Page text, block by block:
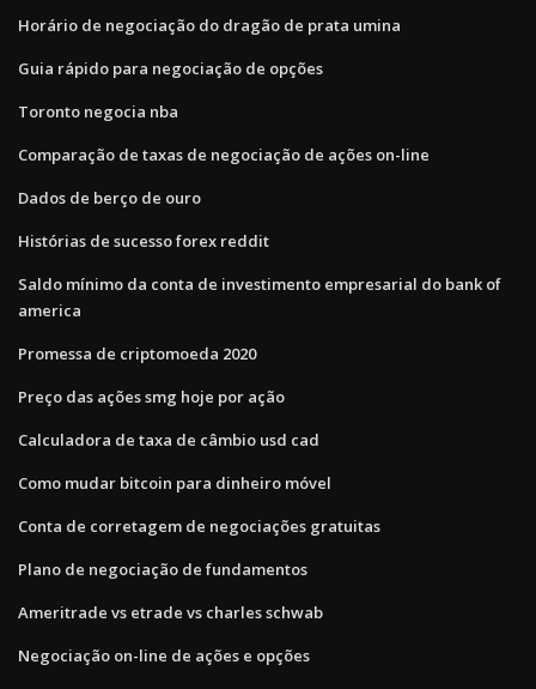
Horário de negociação do dragão de prata umina
Guia rápido para negociação de opções
Toronto negocia nba
Comparação de taxas de negociação de ações on-line
Dados de berço de ouro
Histórias de sucesso forex reddit
Saldo mínimo da conta de investimento empresarial do bank of
america
Promessa de criptomoeda 2020
Preço das ações smg hoje por ação
Calculadora de taxa de câmbio usd cad
Como mudar bitcoin para dinheiro móvel
Conta de corretagem de negociações gratuitas
Plano de negociação de fundamentos
Ameritrade vs etrade vs charles schwab
Negociação on-line de ações e opções